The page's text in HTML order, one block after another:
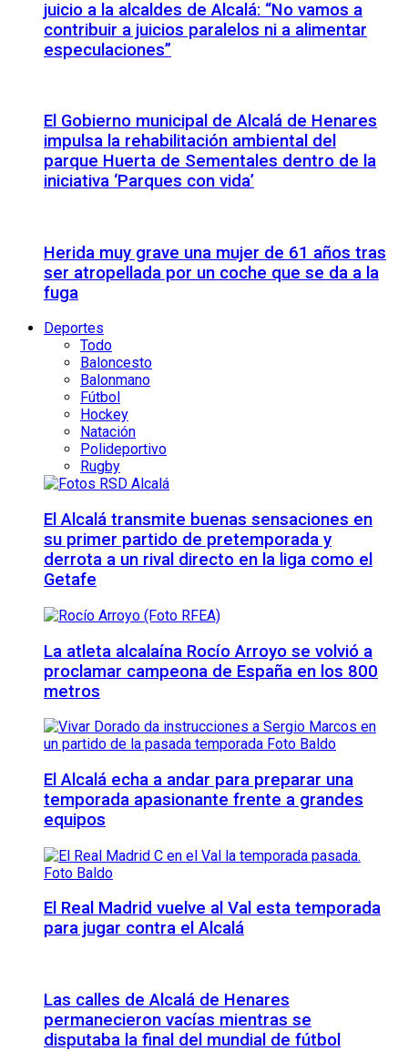
juicio a la alcaldes de Alcalá: “No vamos a
contribuir a juicios paralelos ni a alimentar
especulaciones”
El Gobierno municipal de Alcalá de Henares
impulsa la rehabilitación ambiental del
parque Huerta de Sementales dentro de la
iniciativa ‘Parques con vida’
Herida muy grave una mujer de 61 años tras
ser atropellada por un coche que se da a la
fuga
Deportes
Todo
Baloncesto
Balonmano
Fútbol
Hockey
Natación
Polideportivo
Rugby
El Alcalá transmite buenas sensaciones en
su primer partido de pretemporada y
derrota a un rival directo en la liga como el
Getafe
La atleta alcalaína Rocío Arroyo se volvió a
proclamar campeona de España en los 800
metros
El Alcalá echa a andar para preparar una
temporada apasionante frente a grandes
equipos
El Real Madrid vuelve al Val esta temporada
para jugar contra el Alcalá
Las calles de Alcalá de Henares
permanecieron vacías mientras se
disputaba la final del mundial de fútbol